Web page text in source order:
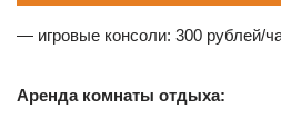
— игровые консоли: 300 рублей/
Аренда комнаты отдыха: